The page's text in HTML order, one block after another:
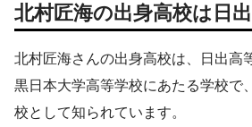
北村匠海の出身高校は日
北村匠海さんの出身高校は、日出高
黒日本大学高等学校にあたる学校で
校として知られています。